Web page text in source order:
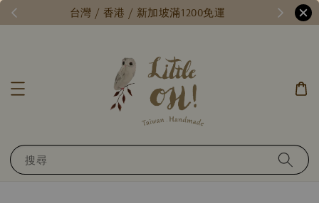
台灣 / 香港 / 新加坡滿1200免運
搜尋